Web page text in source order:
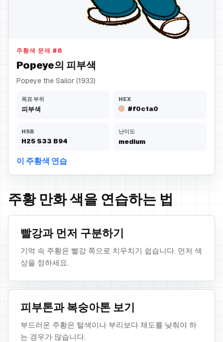
주황색 문제 #8
Popeye의 피부색
Popeye the Sailor (1933)
목표 부위
피부색
HEX
#f0c1a0
HSB
H25 S33 B94
난이도
medium
이 주황색 연습
주황 만화 색을 연습하는 법
빨강과 먼저 구분하기
기억 속 주황은 빨강 쪽으로 치우치기 쉽습니다. 먼저 색
상을 정하세요.
피부톤과 복숭아톤 보기
부드러운 주황은 털색이나 부리보다 채도를 낮춰야 하
는 경우가 많습니다.